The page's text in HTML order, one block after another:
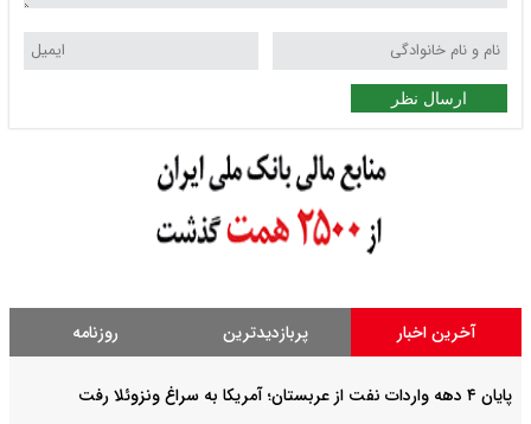
ارسال نظر
آخرین اخبار پربازدیدترین روزنامه
پایان ۴ دهه واردات نفت از عربستان؛ آمریکا به سراغ ونزوئلا رفت